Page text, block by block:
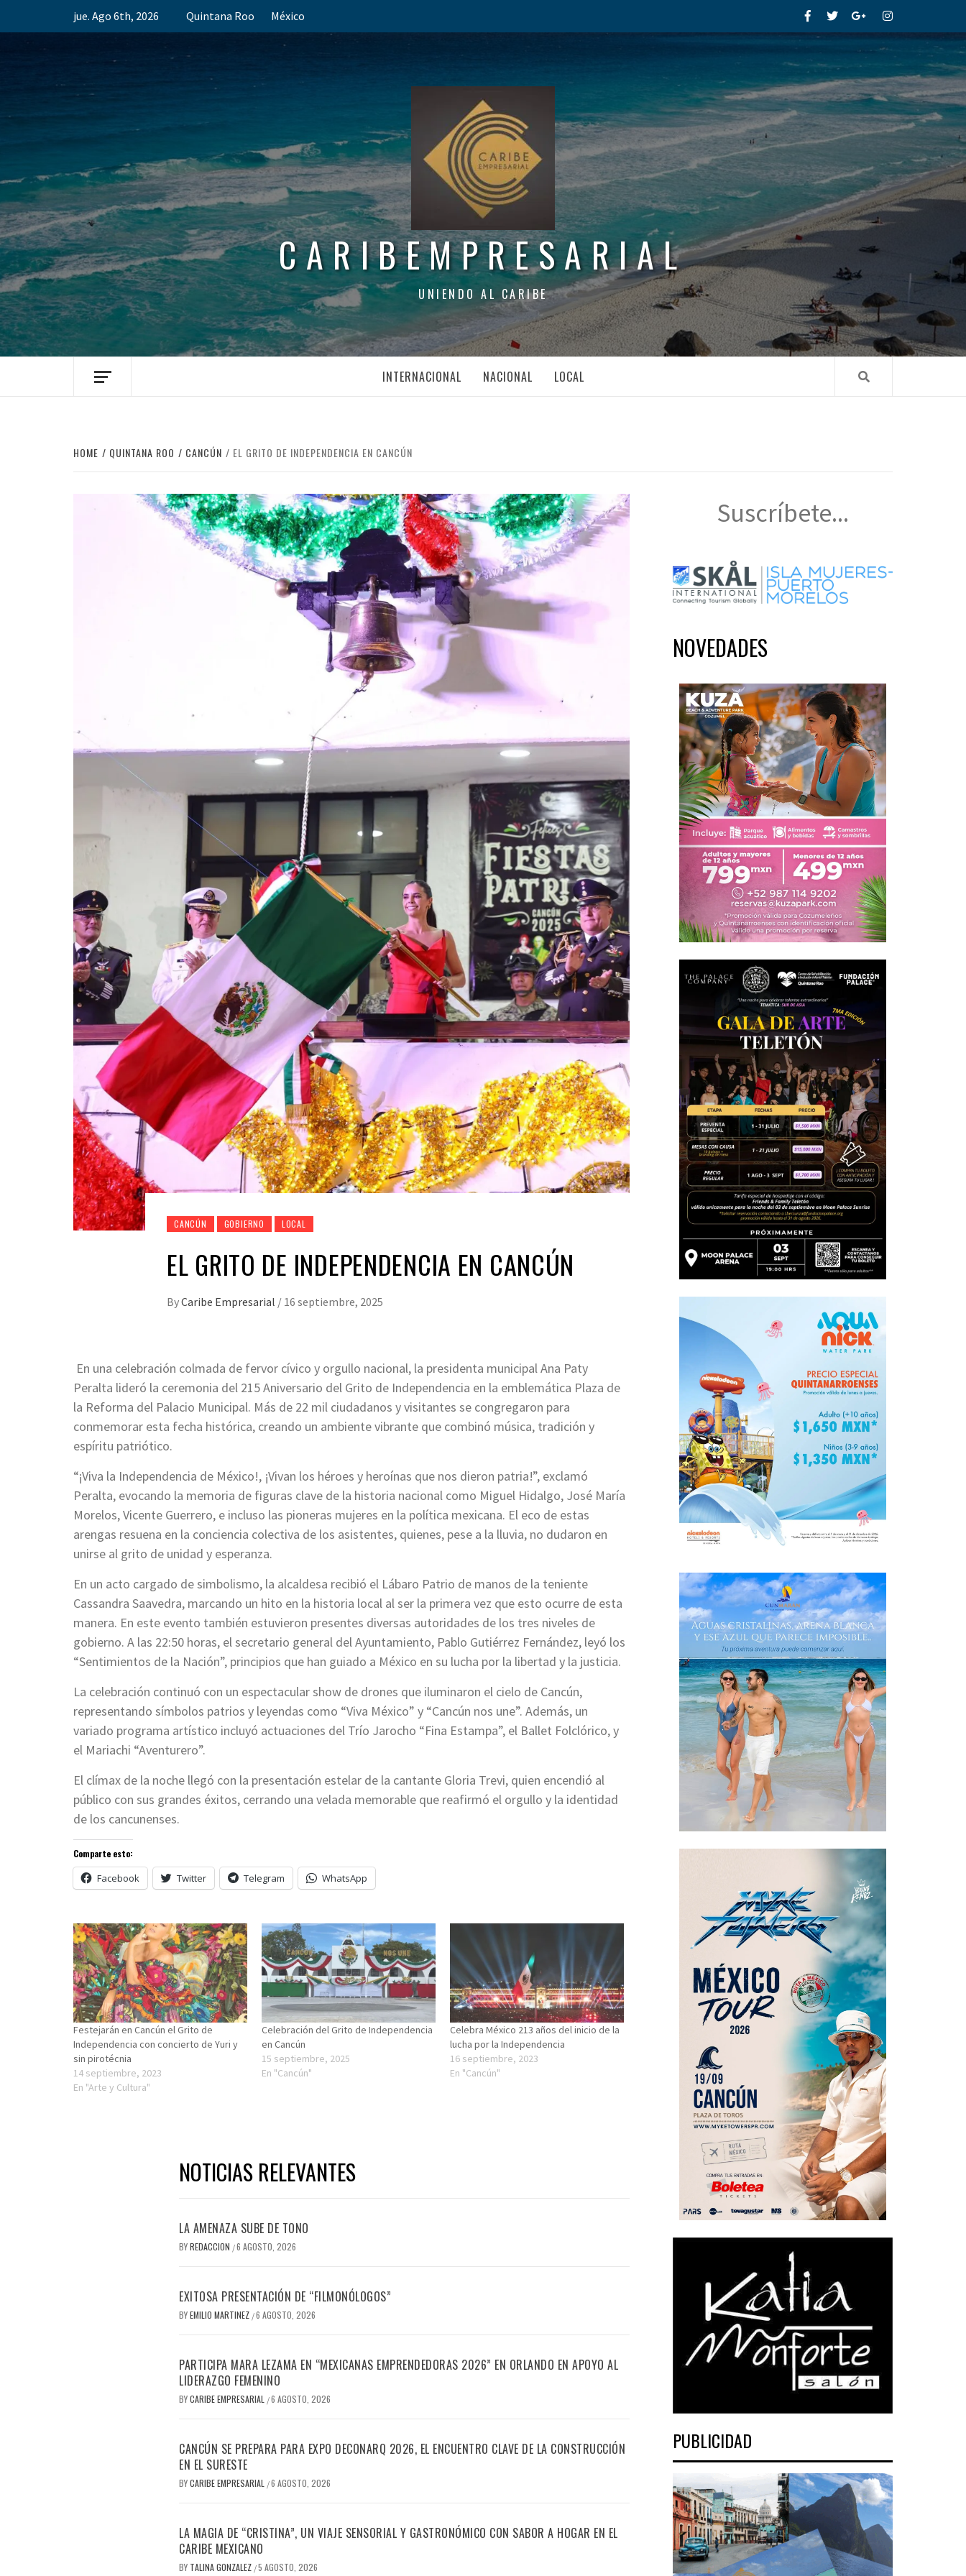
jue. Ago 6th, 2026 Quintana Roo México FacebookTwitterGoogle+Instagram
CARIBEMPRESARIAL
UNIENDO AL CARIBE
INTERNACIONAL NACIONAL LOCAL
HOME QUINTANA ROO CANCÚN EL GRITO DE INDEPENDENCIA EN CANCÚN
CANCÚN GOBIERNO LOCAL
EL GRITO DE INDEPENDENCIA EN CANCÚN
ByCaribe Empresarial / 16 septiembre, 2025
En una celebración colmada de fervor cívico y orgullo nacional, la presidenta municipal Ana Paty
Peralta lideró la ceremonia del 215 Aniversario del Grito de Independencia en la emblemática Plaza de
la Reforma del Palacio Municipal. Más de 22 mil ciudadanos y visitantes se congregaron para
conmemorar esta fecha histórica, creando un ambiente vibrante que combinó música, tradición y
espíritu patriótico.
“¡Viva la Independencia de México!, ¡Vivan los héroes y heroínas que nos dieron patria!”, exclamó
Peralta, evocando la memoria de figuras clave de la historia nacional como Miguel Hidalgo, José María
Morelos, Vicente Guerrero, e incluso las pioneras mujeres en la política mexicana. El eco de estas
arengas resuena en la conciencia colectiva de los asistentes, quienes, pese a la lluvia, no dudaron en
unirse al grito de unidad y esperanza.
En un acto cargado de simbolismo, la alcaldesa recibió el Lábaro Patrio de manos de la teniente
Cassandra Saavedra, marcando un hito en la historia local al ser la primera vez que esto ocurre de esta
manera. En este evento también estuvieron presentes diversas autoridades de los tres niveles de
gobierno. A las 22:50 horas, el secretario general del Ayuntamiento, Pablo Gutiérrez Fernández, leyó los
“Sentimientos de la Nación”, principios que han guiado a México en su lucha por la libertad y la justicia.
La celebración continuó con un espectacular show de drones que iluminaron el cielo de Cancún,
representando símbolos patrios y leyendas como “Viva México” y “Cancún nos une”. Además, un
variado programa artístico incluyó actuaciones del Trío Jarocho “Fina Estampa”, el Ballet Folclórico, y
el Mariachi “Aventurero”.
El clímax de la noche llegó con la presentación estelar de la cantante Gloria Trevi, quien encendió al
público con sus grandes éxitos, cerrando una velada memorable que reafirmó el orgullo y la identidad
de los cancunenses.
Comparte esto:
Facebook Twitter Telegram WhatsApp
Festejarán en Cancún el Grito de
Independencia con concierto de Yuri y
sin pirotécnia
14 septiembre, 2023
En "Arte y Cultura"
Celebración del Grito de Independencia
en Cancún
15 septiembre, 2025
En "Cancún"
Celebra México 213 años del inicio de la
lucha por la Independencia
16 septiembre, 2023
En "Cancún"
NOTICIAS RELEVANTES
LA AMENAZA SUBE DE TONO
BYREDACCION /6 AGOSTO, 2026
EXITOSA PRESENTACIÓN DE “FILMONÓLOGOS”
BYEMILIO MARTINEZ /6 AGOSTO, 2026
PARTICIPA MARA LEZAMA EN “MEXICANAS EMPRENDEDORAS 2026” EN ORLANDO EN APOYO AL
LIDERAZGO FEMENINO
BYCARIBE EMPRESARIAL /6 AGOSTO, 2026
CANCÚN SE PREPARA PARA EXPO DECONARQ 2026, EL ENCUENTRO CLAVE DE LA CONSTRUCCIÓN
EN EL SURESTE
BYCARIBE EMPRESARIAL /6 AGOSTO, 2026
LA MAGIA DE “CRISTINA”, UN VIAJE SENSORIAL Y GASTRONÓMICO CON SABOR A HOGAR EN EL
CARIBE MEXICANO
BY TALINA GONZALEZ /5 AGOSTO, 2026
Suscríbete...
NOVEDADES
PUBLICIDAD